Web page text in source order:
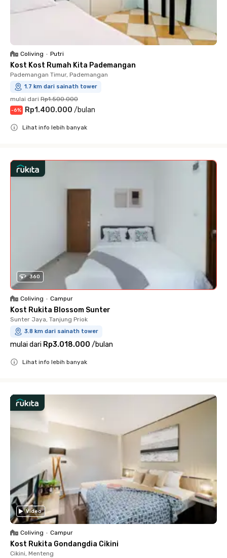
Coliving • Putri
Kost Kost Rumah Kita Pademangan
Pademangan Timur, Pademangan
1.7 km dari sainath tower
mulai dari Rp1.500.000
-6% Rp1.400.000 /bulan
Lihat info lebih banyak
360
Coliving • Campur
Kost Rukita Blossom Sunter
Sunter Jaya, Tanjung Priok
3.8 km dari sainath tower
mulai dari Rp3.018.000 /bulan
Lihat info lebih banyak
Video
Coliving • Campur
Kost Rukita Gondangdia Cikini
Cikini, Menteng